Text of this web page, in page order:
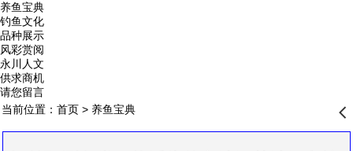
养鱼宝典
钓鱼文化
品种展示
风彩赏阅
永川人文
供求商机
请您留言
当前位置： 首页> 养鱼宝典 󰊒